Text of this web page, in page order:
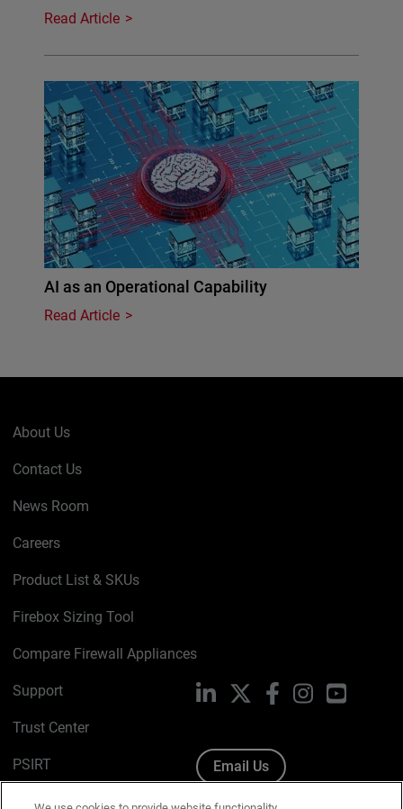
Read Article
AI as an Operational Capability
Read Article
About Us
Contact Us
News Room
Careers
Product List & SKUs
Firebox Sizing Tool
Compare Firewall Appliances
Support
Trust Center
PSIRT
Cookie Policy
LinkedIn FacebookInstagramYouTube
Email Us